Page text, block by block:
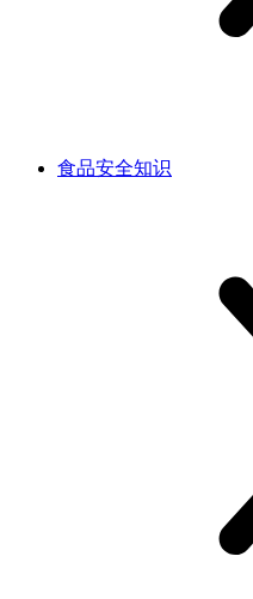
食品安全知识